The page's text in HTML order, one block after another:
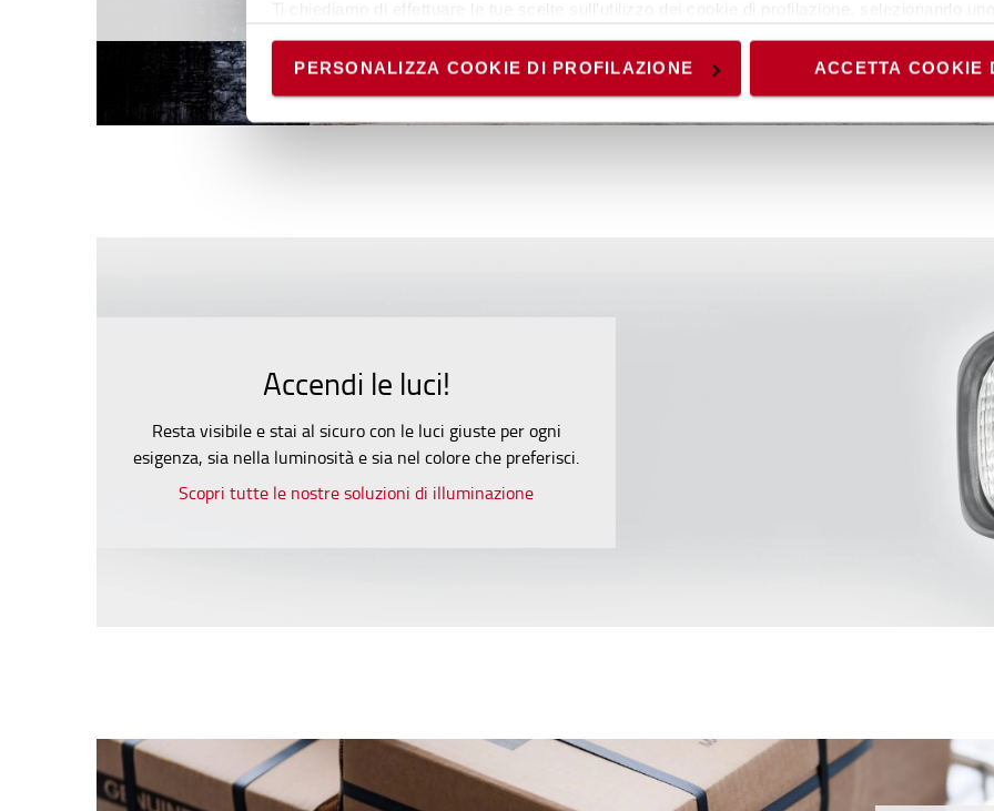
permanere dei soli cookie tecnici ed analytics, per i quali non occorre il tuo consenso. Potrai
scelte in qualsiasi momento, accedendo al link presente nel footer.
PERSONALIZZA COOKIE DI PROFILAZIONE ACCETTA COOKIE
Accendi le luci!
Resta visibile e stai al sicuro con le luci giuste per ogni
esigenza, sia nella luminosità e sia nel colore che preferisci.
Scopri tutte le nostre soluzioni di illuminazione